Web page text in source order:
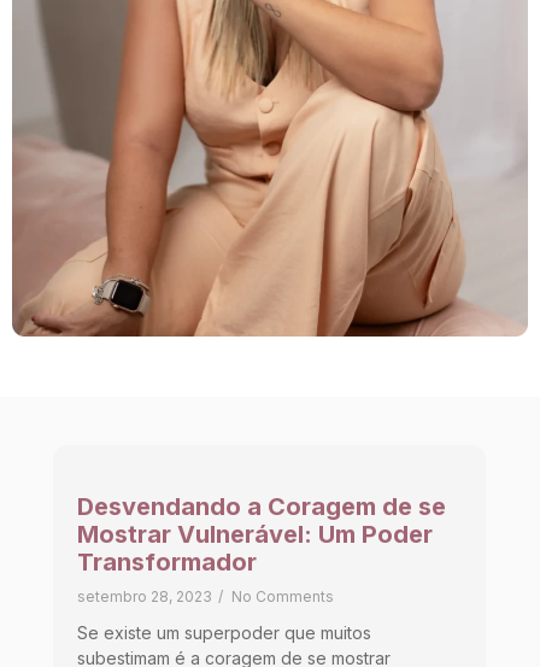
Desvendando a Coragem de se
Mostrar Vulnerável: Um Poder
Transformador
setembro 28, 2023 / No Comments
Se existe um superpoder que muitos
subestimam é a coragem de se mostrar